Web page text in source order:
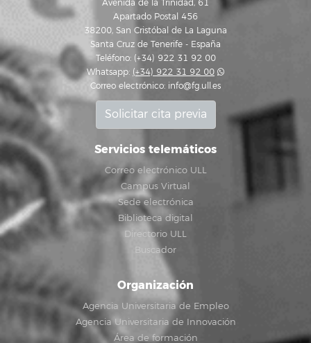
Avenida de la Trinidad, 61
Apartado Postal 456
38200, San Cristóbal de La Laguna
Santa Cruz de Tenerife - España
Teléfono: (+34) 922 31 92 00
Whatsapp: (+34) 922 31 92 00
Correo electrónico: info@fg.ull.es
Solicitar cita previa
Servicios telemáticos
Correo electrónico ULL
Campus Virtual
Sede electrónica
Biblioteca digital
Directorio ULL
Buscador
Organización
Agencia Universitaria de Empleo
Agencia Universitaria de Innovación
Área de formación